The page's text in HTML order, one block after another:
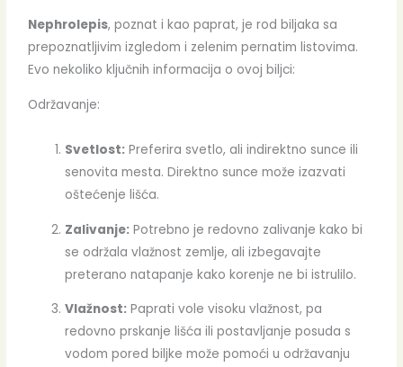
Nephrolepis, poznat i kao paprat, je rod biljaka sa
prepoznatljivim izgledom i zelenim pernatim listovima.
Evo nekoliko ključnih informacija o ovoj biljci:
Održavanje:
Svetlost: Preferira svetlo, ali indirektno sunce ili
senovita mesta. Direktno sunce može izazvati
oštećenje lišća.
Zalivanje: Potrebno je redovno zalivanje kako bi
se održala vlažnost zemlje, ali izbegavajte
preterano natapanje kako korenje ne bi istrulilo.
Vlažnost: Paprati vole visoku vlažnost, pa
redovno prskanje lišća ili postavljanje posuda s
vodom pored biljke može pomoći u održavanju